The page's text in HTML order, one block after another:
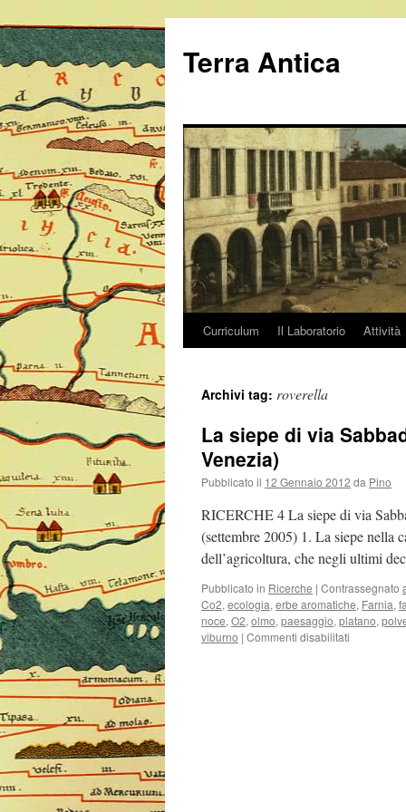
contenuto
Terra Antica
Curriculum Il Laboratorio Attività
Archivi tag: roverella
La siepe di via
Venezia)
Pubblicato il 12 Gennaio 2012 da Pino
RICERCHE 4 La siepe di via
(settembre 2005) 1. La siepe nella
dell’agricoltura, che negli ultimi
Pubblicato in Ricerche | Contrassegnato
Co2, ecologia, erbe aromatiche, Farnia,
noce, O2, olmo, paesaggio, platano,
viburno | Commenti disabilitati